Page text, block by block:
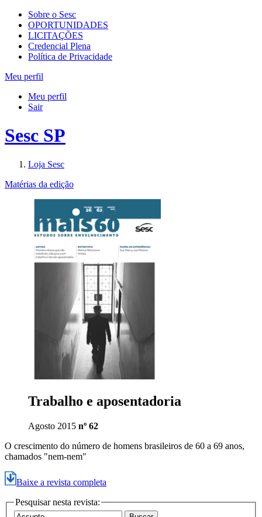
Sobre o Sesc
OPORTUNIDADES
LICITAÇÕES
Credencial Plena
Política de Privacidade
Meu perfil
Meu perfil
Sair
Sesc SP
Loja Sesc
Matérias da edição
Trabalho e aposentadoria
Agosto 2015 nº 62
O crescimento do número de homens brasileiros de 60 a 69 anos,
chamados "nem-nem"
Baixe a revista completa
Pesquisar nesta revista: